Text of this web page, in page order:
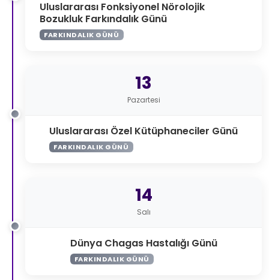
Uluslararası Fonksiyonel Nörolojik
Bozukluk Farkındalık Günü
FARKINDALIK GÜNÜ
13
Pazartesi
Uluslararası Özel Kütüphaneciler Günü
FARKINDALIK GÜNÜ
14
Salı
Dünya Chagas Hastalığı Günü
FARKINDALIK GÜNÜ